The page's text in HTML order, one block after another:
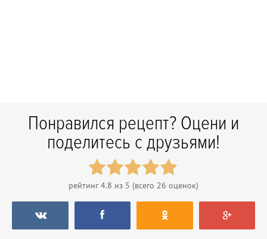
Понравился рецепт? Оцени и
поделитесь с друзьями!
рейтинг4.8 из 5 (всего 26 оценок)